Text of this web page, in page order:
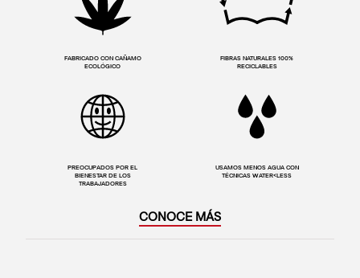
FABRICADO CON CAÑAMO
ECOLÓGICO
FIBRAS NATURALES 100%
RECICLABLES
PREOCUPADOS POR EL
BIENESTAR DE LOS
TRABAJADORES
USAMOS MENOS AGUA CON
TÉCNICAS WATER<LESS
CONOCE MÁS